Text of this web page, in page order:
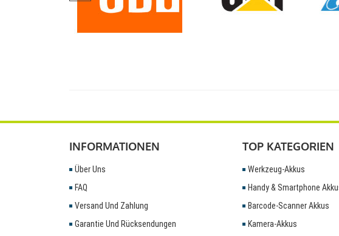
INFORMATIONEN
Über Uns
FAQ
Versand Und Zahlung
Garantie Und Rücksendungen
TOP KATEGORIEN
Werkzeug-Akkus
Handy & Smartphone
Barcode-Scanner Akkus
Kamera-Akkus